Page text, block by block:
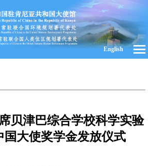
English
贝津巴综合学校科学实验
国大使奖学金发放仪式